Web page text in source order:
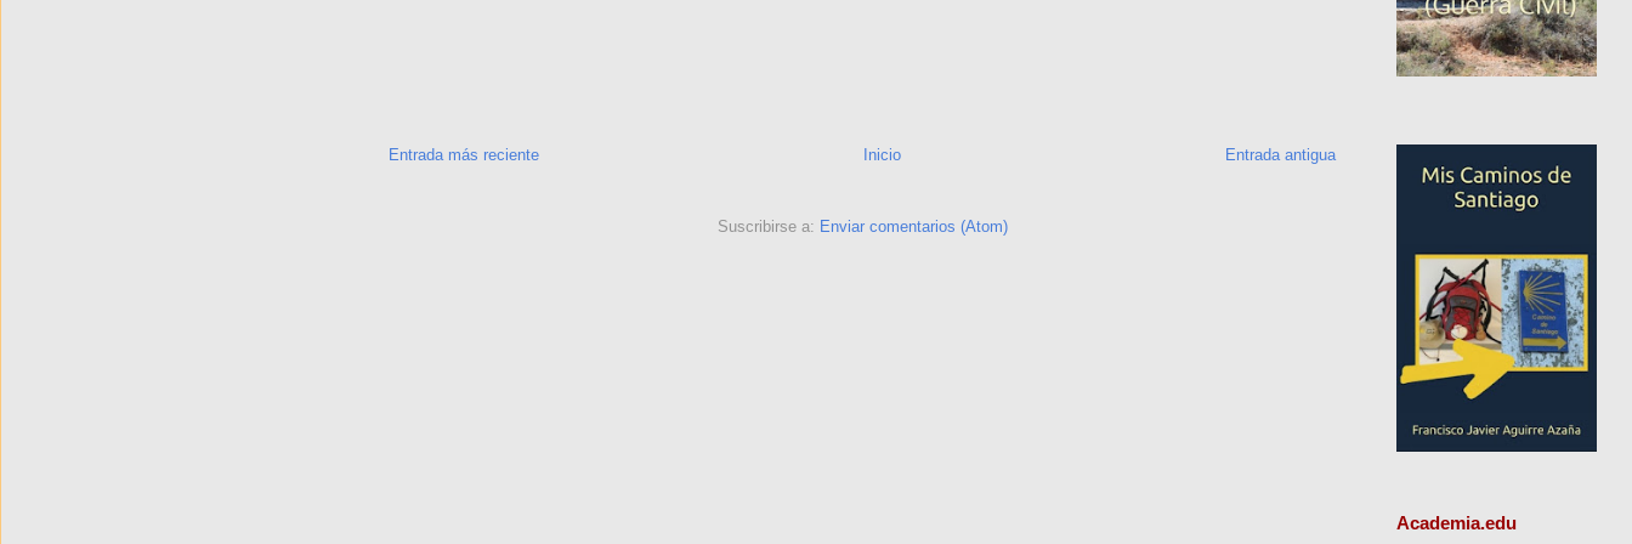
Entrada más reciente Entrada antigua
Inicio
Suscribirse a: Enviar comentarios (Atom)
Academia.edu